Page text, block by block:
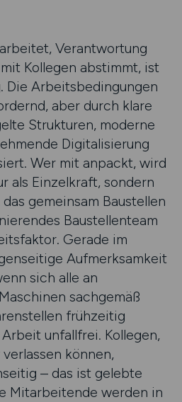
Verantwortung
Kollegen abstimmt, ist
Die Arbeitsbedingungen
aber durch klare
Strukturen, moderne
Digitalisierung
Wer mit anpackt, wird
als Einzelkraft, sondern
gemeinsam Baustellen
Baustellenteam
Gerade im
Aufmerksamkeit
sich alle an
sachgemäß
frühzeitig
unfallfrei. Kollegen,
können,
– das ist gelebte
Mitarbeitende werden in